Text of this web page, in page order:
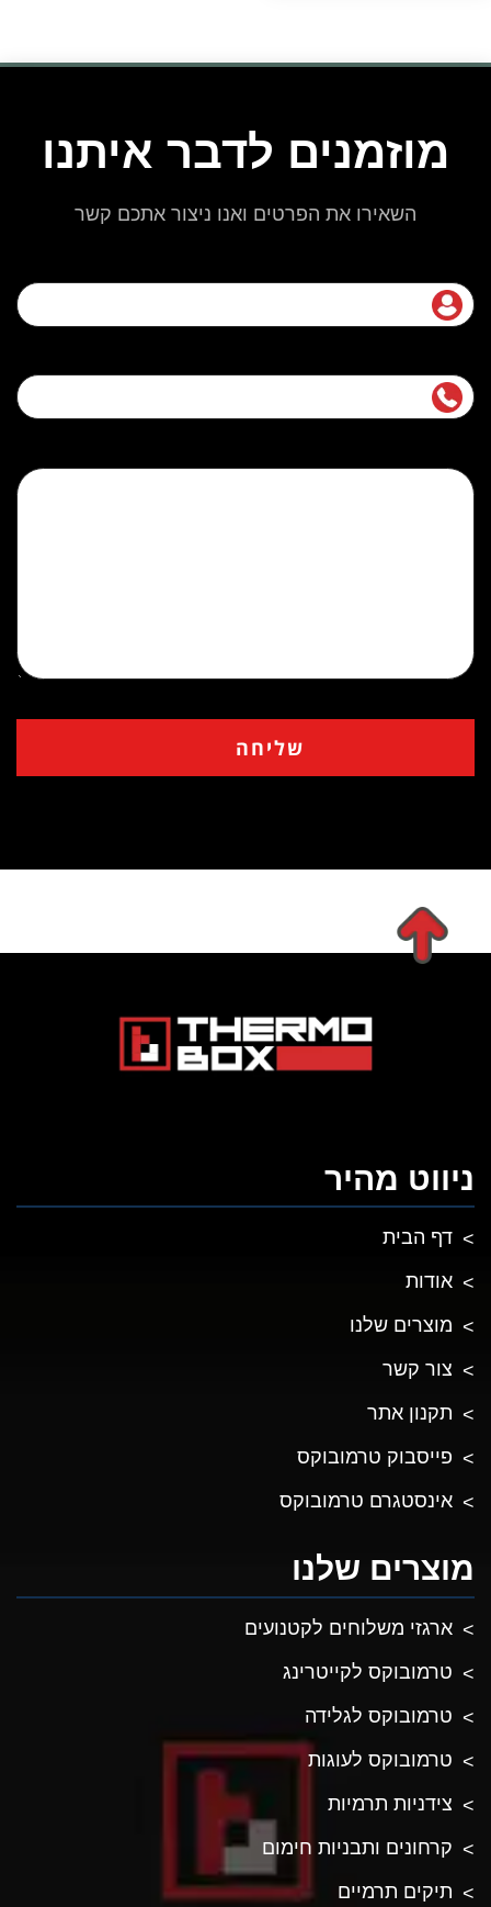
מוזמנים לדבר איתנו
השאירו את הפרטים ואנו ניצור אתכם קשר
ניווט מהיר
דף הבית
אודות
מוצרים שלנו
צור קשר
תקנון אתר
פייסבוק טרמובוקס
אינסטגרם טרמובוקס
מוצרים שלנו
ארגזי משלוחים לקטנועים
טרמובוקס לקייטרינג
טרמובוקס לגלידה
טרמובוקס לעוגות
צידניות תרמיות
קרחונים ותבניות חימום
תיקים תרמיים